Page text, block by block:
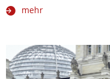
mehr